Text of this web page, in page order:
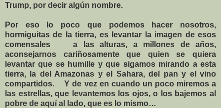
Trump, por decir algún nombre.
Por eso lo poco que podemos hacer nosotros,
hormiguitas de la tierra, es levantar la imagen de esos
comensales
a las alturas, a millones de años,
aconsejarnos cariñosamente que quien se quiera
levantar que se humille y que sigamos mirando a esta
tierra, la del Amazonas y el Sahara, del pan y el vino
compartidos.
Y de vez en cuando un poco miremos a
las estrellas, que levantemos los ojos, o los bajemos al
pobre de aquí al lado, que es lo mismo…